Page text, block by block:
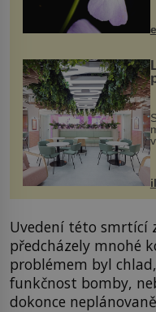
Uvedení této smrtící
předcházely mnohé
problémem byl
funkčnost bomby,
dokonce